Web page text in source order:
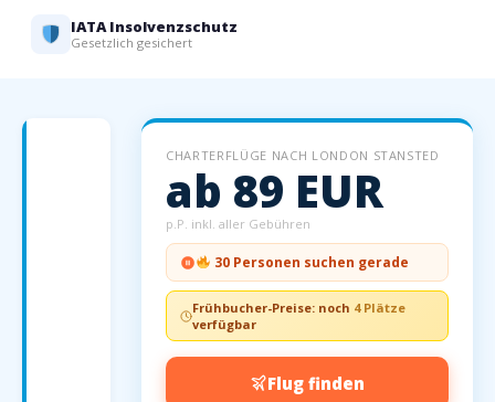
IATA Insolvenzschutz
Gesetzlich gesichert
Traumferieninsel
CHARTERFLÜGE NACH LONDON STANSTED
ab 89 EUR
p.P. inkl. aller Gebühren
30 Personen suchen gerade
Frühbucher-Preise: noch 4 Plätze
verfügbar
Flug finden